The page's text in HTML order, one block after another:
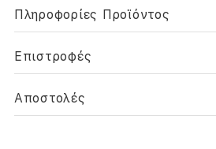
Πληροφορίες Προϊόντος
Επιστροφές
Αποστολές